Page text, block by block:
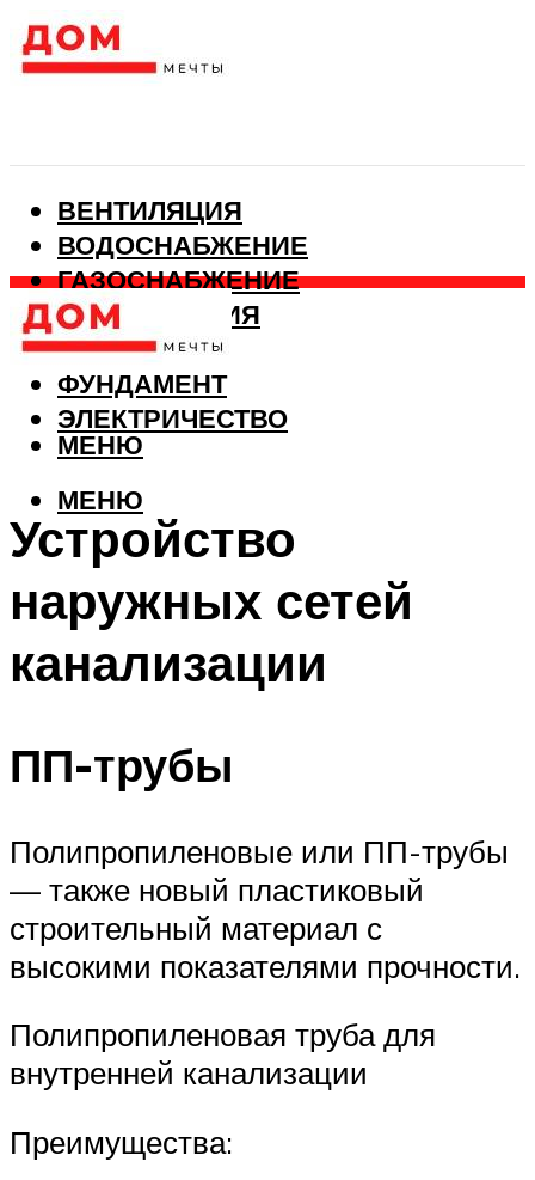
ВЕНТИЛЯЦИЯ
ВОДОСНАБЖЕНИЕ
ГАЗОСНАБЖЕНИЕ
КАНАЛИЗАЦИЯ
ОТОПЛЕНИЕ
ФУНДАМЕНТ
ЭЛЕКТРИЧЕСТВО
МЕНЮ
МЕНЮ
Устройство
наружных сетей
канализации
ПП-трубы
Полипропиленовые или ПП-трубы
— также новый пластиковый
строительный материал с
высокими показателями прочности.
Полипропиленовая труба для
внутренней канализации
Преимущества: